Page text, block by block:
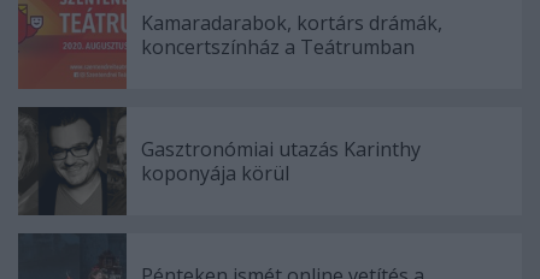
Kamaradarabok, kortárs drámák,
koncertszínház a Teátrumban
Gasztronómiai utazás Karinthy
koponyája körül